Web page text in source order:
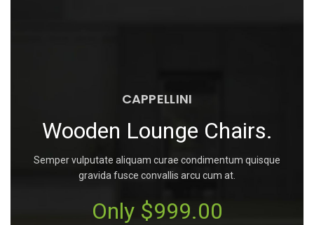
CAPPELLINI
Wooden Lounge Chairs.
Semper vulputate aliquam curae condimentum quisque
gravida fusce convallis arcu cum at.
Only $999.00